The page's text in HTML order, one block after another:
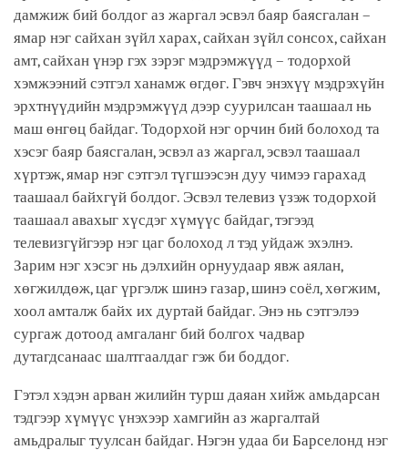
дамжиж бий болдог аз жаргал эсвэл баяр баясгалан –
ямар нэг сайхан зүйл харах, сайхан зүйл сонсох, сайхан
амт, сайхан үнэр гэх зэрэг мэдрэмжүүд – тодорхой
хэмжээний сэтгэл ханамж өгдөг. Гэвч энэхүү мэдрэхүйн
эрхтнүүдийн мэдрэмжүүд дээр суурилсан таашаал нь
маш өнгөц байдаг. Тодорхой нэг орчин бий болоход та
хэсэг баяр баясгалан, эсвэл аз жаргал, эсвэл таашаал
хүртэж, ямар нэг сэтгэл түгшээсэн дуу чимээ гарахад
таашаал байхгүй болдог. Эсвэл телевиз үзэж тодорхой
таашаал авахыг хүсдэг хүмүүс байдаг, тэгээд
телевизгүйгээр нэг цаг болоход л тэд уйдаж эхэлнэ.
Зарим нэг хэсэг нь дэлхийн орнуудаар явж аялан,
хөгжилдөж, цаг үргэлж шинэ газар, шинэ соёл, хөгжим,
хоол амталж байх их дуртай байдаг. Энэ нь сэтгэлээ
сургаж дотоод амгаланг бий болгох чадвар
дутагдсанаас шалтгаалдаг гэж би боддог.
Гэтэл хэдэн арван жилийн турш даяан хийж амьдарсан
тэдгээр хүмүүс үнэхээр хамгийн аз жаргалтай
амьдралыг туулсан байдаг. Нэгэн удаа би Барселонд нэг